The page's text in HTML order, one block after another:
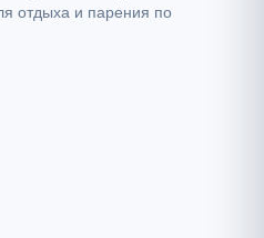
отдыха и парения по